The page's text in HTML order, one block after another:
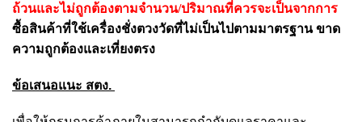
ถ้วนและไม่ถูกต้องตามจำนวน/ปริมาณที่ควรจะเป็นจากการ
ซื้อสินค้าที่ใช้เครื่องชั่งตวงวัดที่ไม่เป็นไปตามมาตรฐาน ขาด
ความถูกต้องและเที่ยงตรง
ข้อเสนอแนะ สตง.